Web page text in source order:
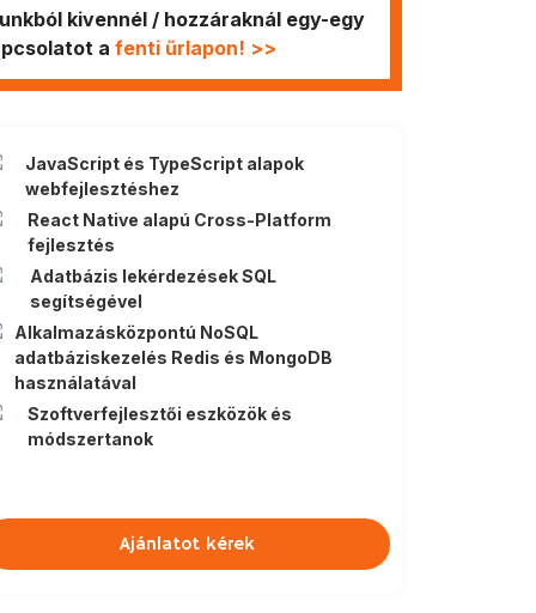
kivennél / hozzáraknál egy-egy
a fenti űrlapon! >>
JavaScript és TypeScript alapok
webfejlesztéshez
React Native alapú Cross-Platform
fejlesztés
Adatbázis lekérdezések SQL
segítségével
Alkalmazásközpontú NoSQL
adatbáziskezelés Redis és MongoDB
használatával
Szoftverfejlesztői eszközök és
módszertanok
Ajánlatot kérek